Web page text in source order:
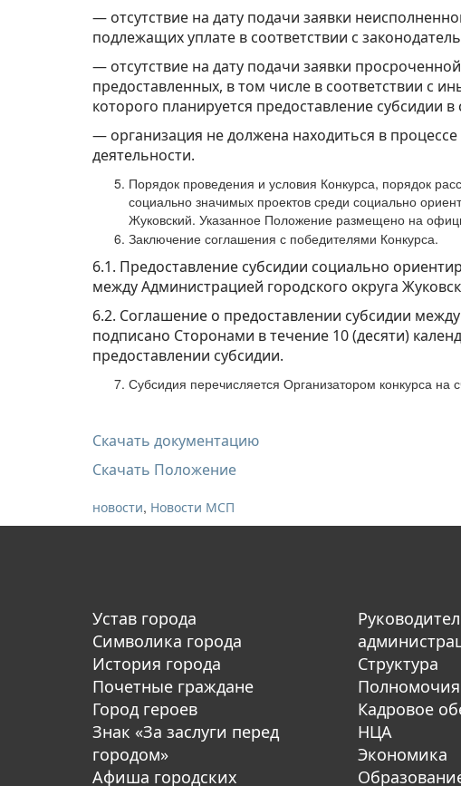
— отсутствие на дату подачи заявки
подлежащих уплате в соответствии с
— отсутствие на дату подачи заявки
предоставленных, в том числе в соответствии
которого планируется предоставление субсидии
— организация не должена находиться в
деятельности.
Порядок проведения и условия Конкурса, порядок
социально значимых проектов среди социально
Жуковский. Указанное Положение размещено на
Заключение соглашения с победителями Конкурса.
6.1. Предоставление субсидии социально
между Администрацией городского округа
6.2. Соглашение о предоставлении субсидии
подписано Сторонами в течение 10 (десяти)
предоставлении субсидии.
Субсидия перечисляется Организатором конкурса на
Скачать документацию
Скачать Положение
новости, Новости МСП
Устав города
Символика города
История города
Почетные граждане
Город героев
Знак «За заслуги перед
городом»
Афиша городских
Структура
Полномочия
Кадровое
НЦА
Экономика